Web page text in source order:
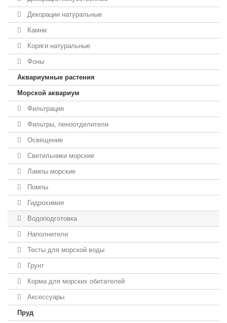
Декорации натуральные
Камни
Коряги натуральные
Фоны
Аквариумные растения
Морской аквариум
Фильтрация
Фильтры, пеноотделители
Освещение
Светильники морские
Лампы морские
Помпы
Гидрохимия
Водоподготовка
Наполнители
Тесты для морской воды
Грунт
Корма для морских обитателей
Аксессуары
Пруд